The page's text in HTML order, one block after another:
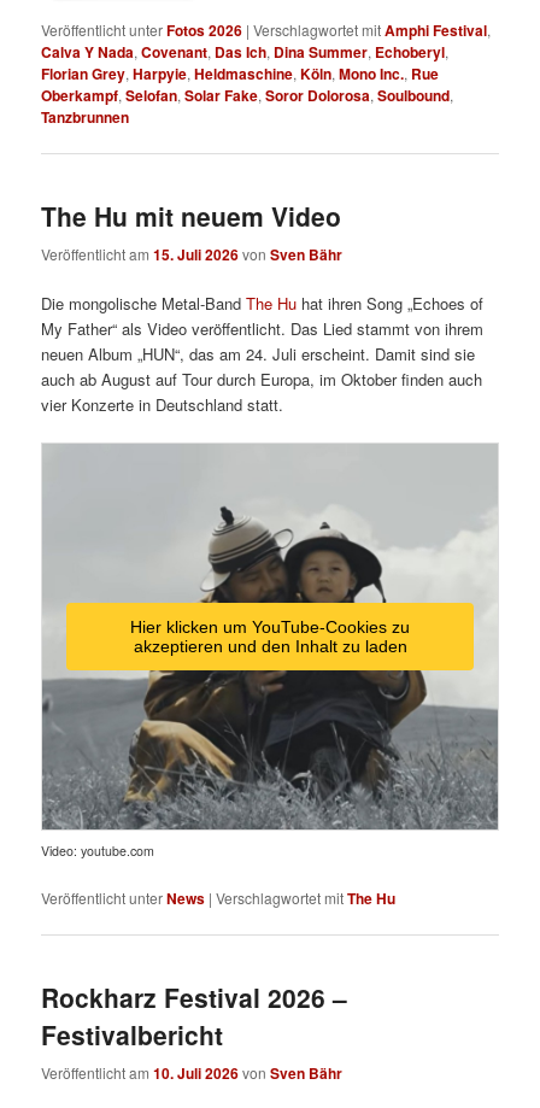
Veröffentlicht unterFotos 2026 |Verschlagwortet mitAmphi Festival,
Calva Y Nada,Covenant, Das Ich, Dina Summer, Echoberyl,
Florian Grey,Harpyie,Heldmaschine,Köln,Mono Inc., Rue
Oberkampf,Selofan,Solar Fake,Soror Dolorosa,Soulbound,
Tanzbrunnen
The Hu mit neuem Video
Veröffentlicht am15. Juli 2026vonSven Bähr
Die mongolische Metal-BandThe Hu hat ihren Song „Echoes of
My Father“ als Video veröffentlicht. Das Lied stammt von ihrem
neuen Album „HUN“, das am 24. Juli erscheint. Damit sind sie
auch ab August auf Tour durch Europa, im Oktober finden auch
vier Konzerte in Deutschland statt.
Hier klicken um YouTube-Cookies zu
akzeptieren und den Inhalt zu laden
Video: youtube.com
Veröffentlicht unterNews |Verschlagwortet mitThe Hu
Rockharz Festival 2026 –
Festivalbericht
Veröffentlicht am10. Juli 2026vonSven Bähr